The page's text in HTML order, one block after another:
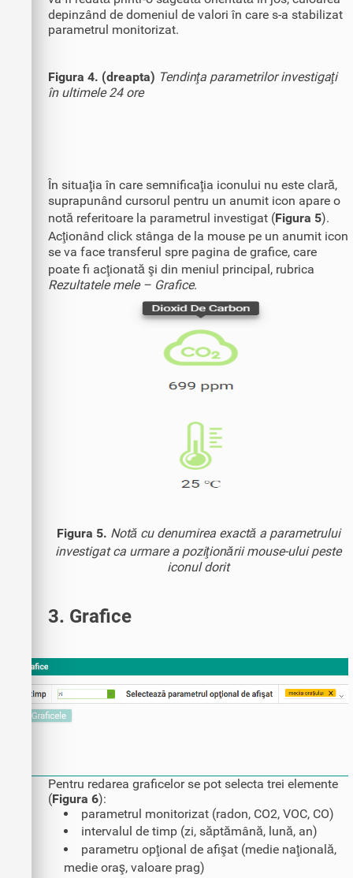
depinzând de domeniul de valori în care s-a stabilizat
parametrul monitorizat.
Figura 4. (dreapta) Tendinţa parametrilor investigaţi
în ultimele 24 ore
În situaţia în care semnificaţia iconului nu este clară,
suprapunând cursorul pentru un anumit icon apare o
notă referitoare la parametrul investigat (Figura 5).
Acţionând click stânga de la mouse pe un anumit icon
se va face transferul spre pagina de grafice, care
poate fi acţionată şi din meniul principal, rubrica
Rezultatele mele – Grafice.
Figura 5. Notă cu denumirea exactă a parametrului
investigat ca urmare a poziţionării mouse-ului peste
iconul dorit
3. Grafice
Pentru redarea graficelor se pot selecta trei elemente
(Figura 6):
parametrul monitorizat (radon, CO2, VOC, CO)
intervalul de timp (zi, săptămână, lună, an)
parametru opţional de afişat (medie naţională,
medie oraş, valoare prag)